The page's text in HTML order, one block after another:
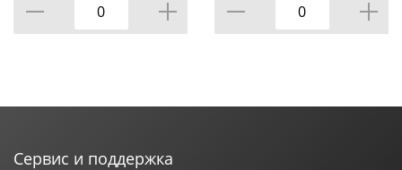
Сервис и поддержка